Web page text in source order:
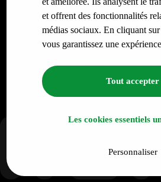
et offrent des fonctionnalités
médias sociaux. En cliquant
vous garantissez une
Tout accepter
Les cookies essentiels
Personnaliser
Infos pour
Conditions généralesPolitique de